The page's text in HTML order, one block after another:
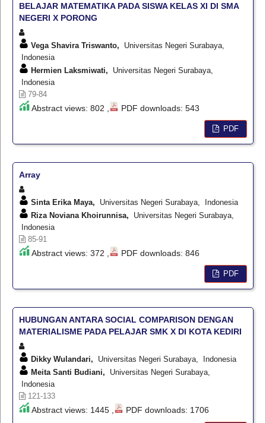
BELAJAR MATEMATIKA PADA SISWA KELAS XI DI SMA
NEGERI X PORONG
Vega Shavira Triswanto, Universitas Negeri Surabaya,
Indonesia
Hermien Laksmiwati, Universitas Negeri Surabaya,
Indonesia
79-84
Abstract views: 802 , PDF downloads: 543
PDF
Array
Sinta Erika Maya, Universitas Negeri Surabaya, Indonesia
Riza Noviana Khoirunnisa, Universitas Negeri Surabaya,
Indonesia
85-91
Abstract views: 372 , PDF downloads: 846
PDF
HUBUNGAN ANTARA SOCIAL COMPARISON DENGAN
MATERIALISME PADA PELAJAR SMK X DI KOTA KEDIRI
Dikky Wulandari, Universitas Negeri Surabaya, Indonesia
Meita Santi Budiani, Universitas Negeri Surabaya,
Indonesia
121-133
Abstract views: 1445 , PDF downloads: 1706